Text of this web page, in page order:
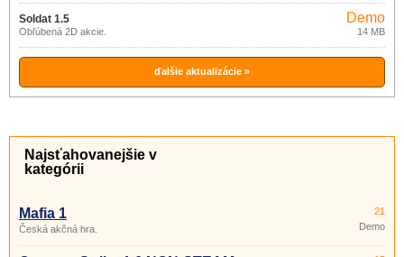
Soldat 1.5
Obľúbená 2D akcie.
Demo
14 MB
ďalšie aktualizácie »
Najsťahovanejšie v
kategórii
Mafia 1
Česká akčná hra.
21
Demo